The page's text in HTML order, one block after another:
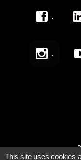
.
.
This site uses cookies